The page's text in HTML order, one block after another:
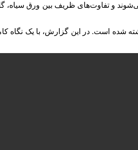
و تفاوت‌های ظریف بین ورق سیاه،
شده است. در این گزارش، با یک نگاه